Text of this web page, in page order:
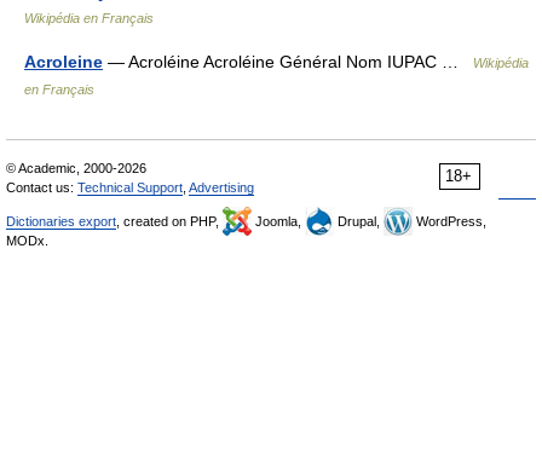
Wikipédia en Français
Acroleine — Acroléine Acroléine Général Nom IUPAC …
Wikipédia
en Français
18+
© Academic, 2000-2026
Contact us: Technical Support Advertising
Dictionaries export , created on PHP, Joomla, Drupal,
WordPress,
MODx.